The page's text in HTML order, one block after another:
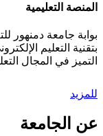
المنصة التعليمية
بوابة جامعة دمنهور
بتقنية التعليم
التميز في المجال
للمزيد
عن الجامعة